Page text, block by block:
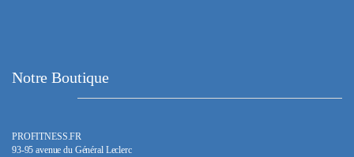
Notre Boutique
PROFITNESS.FR
93-95 avenue du Général Leclerc